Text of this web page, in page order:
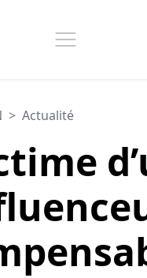
> Actualité